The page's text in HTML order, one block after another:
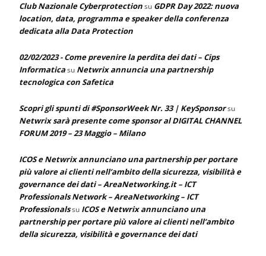
Club Nazionale Cyberprotectionsu GDPR Day 2022: nuova
location, data, programma e speaker della conferenza
dedicata alla Data Protection
02/02/2023 - Come prevenire la perdita dei dati – Cips
Informaticasu Netwrix annuncia una partnership
tecnologica con Safetica
Scopri gli spunti di #SponsorWeek Nr. 33 | KeySponsorsu
Netwrix sarà presente come sponsor al DIGITAL CHANNEL
FORUM 2019 – 23 Maggio – Milano
ICOS e Netwrix annunciano una partnership per portare
più valore ai clienti nell’ambito della sicurezza, visibilità e
governance dei dati – AreaNetworking.it – ICT
Professionals Network – AreaNetworking – ICT
Professionalssu ICOS e Netwrix annunciano una
partnership per portare più valore ai clienti nell’ambito
della sicurezza, visibilità e governance dei dati